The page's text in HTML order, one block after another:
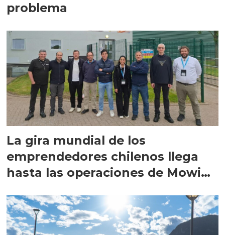
problema
La gira mundial de los
emprendedores chilenos llega
hasta las operaciones de Mowi